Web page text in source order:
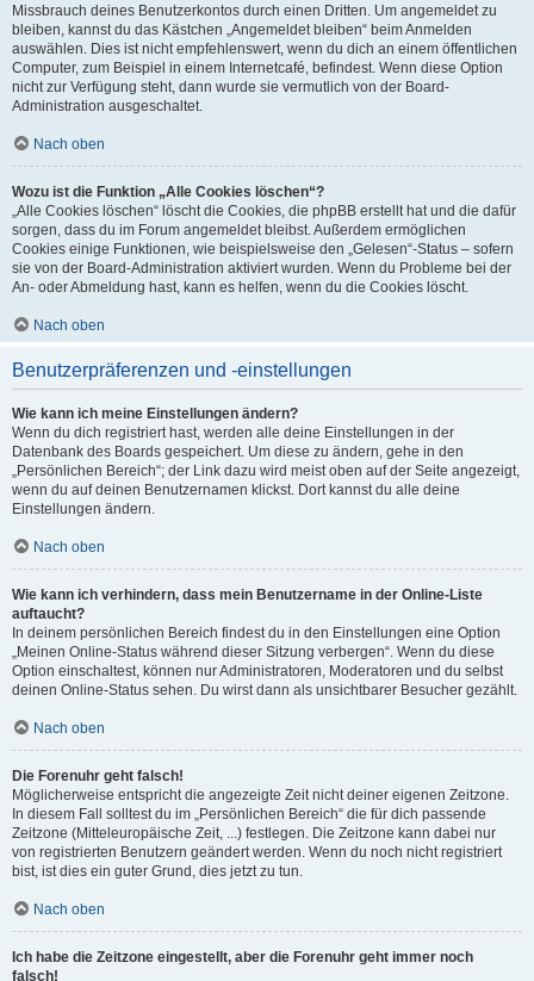
Missbrauch deines Benutzerkontos durch einen Dritten. Um angemeldet zu
bleiben, kannst du das Kästchen „Angemeldet bleiben“ beim Anmelden
auswählen. Dies ist nicht empfehlenswert, wenn du dich an einem öffentlichen
Computer, zum Beispiel in einem Internetcafé, befindest. Wenn diese Option
nicht zur Verfügung steht, dann wurde sie vermutlich von der Board-
Administration ausgeschaltet.
Nach oben
Wozu ist die Funktion „Alle Cookies löschen“?
„Alle Cookies löschen“ löscht die Cookies, die phpBB erstellt hat und die dafür
sorgen, dass du im Forum angemeldet bleibst. Außerdem ermöglichen
Cookies einige Funktionen, wie beispielsweise den „Gelesen“-Status – sofern
sie von der Board-Administration aktiviert wurden. Wenn du Probleme bei der
An- oder Abmeldung hast, kann es helfen, wenn du die Cookies löscht.
Nach oben
Benutzerpräferenzen und -einstellungen
Wie kann ich meine Einstellungen ändern?
Wenn du dich registriert hast, werden alle deine Einstellungen in der
Datenbank des Boards gespeichert. Um diese zu ändern, gehe in den
„Persönlichen Bereich“; der Link dazu wird meist oben auf der Seite angezeigt,
wenn du auf deinen Benutzernamen klickst. Dort kannst du alle deine
Einstellungen ändern.
Nach oben
Wie kann ich verhindern, dass mein Benutzername in der Online-Liste
auftaucht?
In deinem persönlichen Bereich findest du in den Einstellungen eine Option
„Meinen Online-Status während dieser Sitzung verbergen“. Wenn du diese
Option einschaltest, können nur Administratoren, Moderatoren und du selbst
deinen Online-Status sehen. Du wirst dann als unsichtbarer Besucher gezählt.
Nach oben
Die Forenuhr geht falsch!
Möglicherweise entspricht die angezeigte Zeit nicht deiner eigenen Zeitzone.
In diesem Fall solltest du im „Persönlichen Bereich“ die für dich passende
Zeitzone (Mitteleuropäische Zeit, ...) festlegen. Die Zeitzone kann dabei nur
von registrierten Benutzern geändert werden. Wenn du noch nicht registriert
bist, ist dies ein guter Grund, dies jetzt zu tun.
Nach oben
Ich habe die Zeitzone eingestellt, aber die Forenuhr geht immer noch
falsch!